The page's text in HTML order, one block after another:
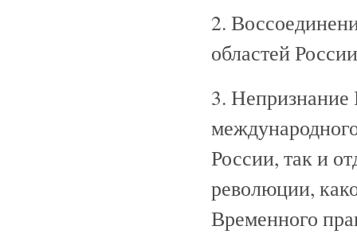
2.
областей
3. Непризнание
России, так и
революции,
Временного